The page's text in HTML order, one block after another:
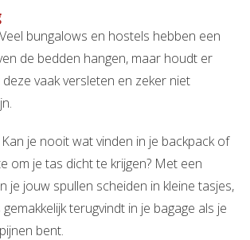
bungalows en hostels hebben een
de bedden hangen, maar houdt er
vaak versleten en zeker niet
Kan je nooit wat vinden in je backpack of
om je tas dicht te krijgen? Met een
je jouw spullen scheiden in kleine tasjes,
terugvindt in je bagage als je
bent.